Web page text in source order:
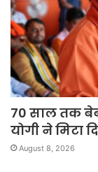
70 साल तक
योगी ने मिटा
August 8, 2026